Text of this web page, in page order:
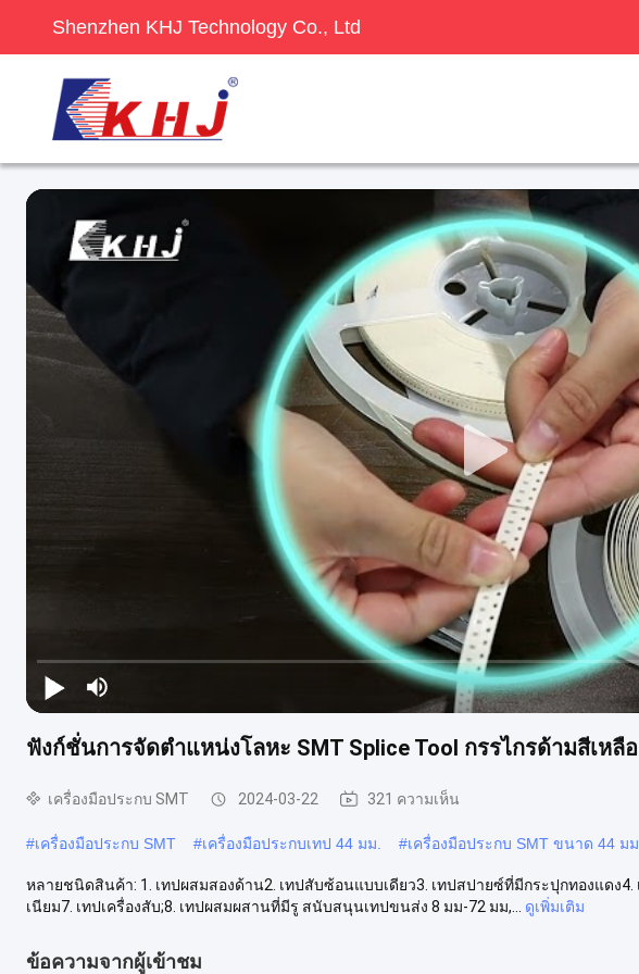
Shenzhen KHJ Technology Co., Ltd
ฟังก์ชั่นการจัดตำแหน่งโลหะ SMT Splice Tool กรรไกรด้ามสีเหลื
เครื่องมือประกบ SMT 2024-03-22 321 ความเห็น
#เครื่องมือประกบ SMT #เครื่องมือประกบเทป 44 มม. #เครื่องมือประกบ SMT ขนาด 44 มม.
หลายชนิดสินค้า: 1. เทปผสมสองด้าน2. เทปสับซ้อนแบบเดียว3. เทปสปายซ์ที่มีกระปุกทองแดง
เนียม7. เทปเครื่องสับ;8. เทปผสมผสานที่มีรู สนับสนุนเทปขนส่ง 8 มม-72 มม,...
ดูเพิ่มเติม
ข้อความจากผู้เข้าชม